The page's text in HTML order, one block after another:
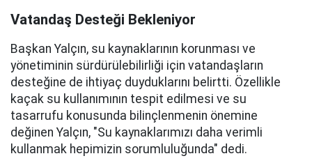
Vatandaş Desteği Bekleniyor
Başkan Yalçın, su kaynaklarının korunması ve
yönetiminin sürdürülebilirliği için vatandaşların
desteğine de ihtiyaç duyduklarını belirtti. Özellikle
kaçak su kullanımının tespit edilmesi ve su
tasarrufu konusunda bilinçlenmenin önemine
değinen Yalçın, "Su kaynaklarımızı daha verimli
kullanmak hepimizin sorumluluğunda" dedi.